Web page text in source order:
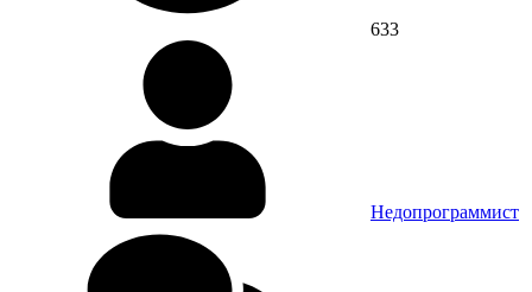
633
Недопрограммист